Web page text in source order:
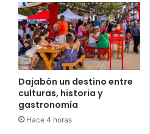
Dajabón un destino entre
culturas, historia y
gastronomía
Hace 4 horas